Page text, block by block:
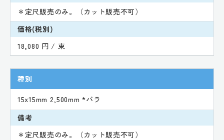
＊定尺販売のみ。（カット販売不可）
価格(税別)
18,080 円 / 束
種別
15x15mm 2,500mm *バラ
備考
＊定尺販売のみ。（カット販売不可）